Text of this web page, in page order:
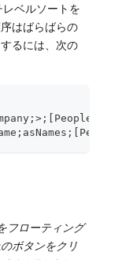
レベルソートを
はばらばらの
るには、次の
フローティング
ボタンをクリ